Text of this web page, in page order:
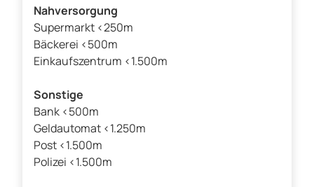
Nahversorgung
Supermarkt <250m
Bäckerei <500m
Einkaufszentrum <1.500m
Sonstige
Bank <500m
Geldautomat <1.250m
Post <1.500m
Polizei <1.500m